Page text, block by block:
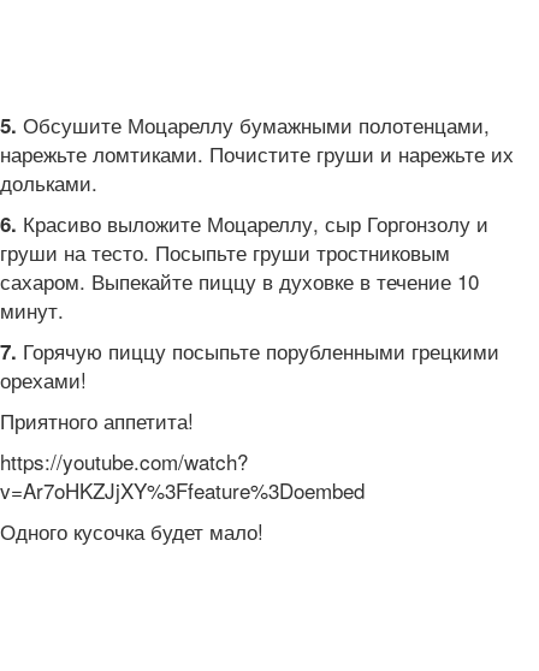
5. Обсушите Моцареллу бумажными полотенцами,
нарежьте ломтиками. Почистите груши и нарежьте их
дольками.
6. Красиво выложите Моцареллу, сыр Горгонзолу и
груши на тесто. Посыпьте груши тростниковым
сахаром. Выпекайте пиццу в духовке в течение 10
минут.
7. Горячую пиццу посыпьте порубленными грецкими
орехами!
Приятного аппетита!
https://youtube.com/watch?
v=Ar7oHKZJjXY%3Ffeature%3Doembed
Одного кусочка будет мало!